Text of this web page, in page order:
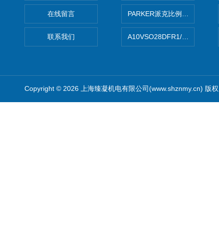
在线留言
联系我们
PARKER派克比例阀 柱塞泵
A10VSO28DFR1/
Copyright © 2026 上海臻凝机电有限公司(www.shznmy.cn) 版